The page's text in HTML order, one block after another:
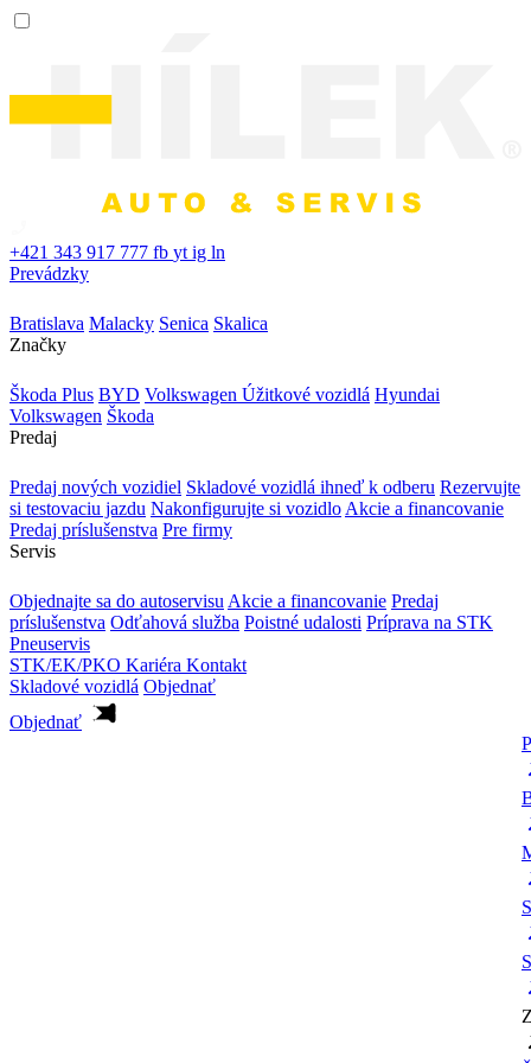
+421 343 917 777 fb yt ig ln
Prevádzky
Bratislava Malacky Senica Skalica
Značky
Škoda Plus BYD Volkswagen Úžitkové vozidlá Hyundai
Volkswagen Škoda
Predaj
Predaj nových vozidiel Skladové vozidlá ihneď k odberu Rezervujte
si testovaciu jazdu Nakonfigurujte si vozidlo Akcie a financovanie
Predaj príslušenstva Pre firmy
Servis
Objednajte sa do autoservisu Akcie a financovanie Predaj
príslušenstva Odťahová služba Poistné udalosti Príprava na STK
Pneuservis
STK/EK/PKO Kariéra Kontakt
Skladové vozidlá Objednať
Objednať